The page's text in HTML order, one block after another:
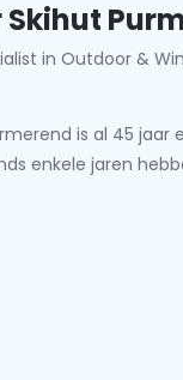
Skihut
in Outdoor &
is al 45
enkele jaren